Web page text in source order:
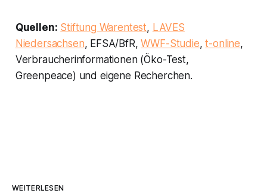
Quellen: Stiftung Warentest, LAVES
Niedersachsen, EFSA/BfR,WWF-Studie,t-online​,
Verbraucherinformationen (Öko-Test,
Greenpeace) und eigene Recherchen.
WEITERLESEN